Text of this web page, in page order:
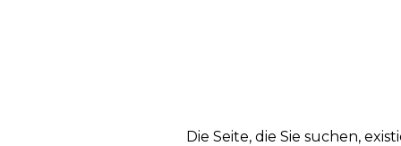
Die Seite, die Sie suchen,